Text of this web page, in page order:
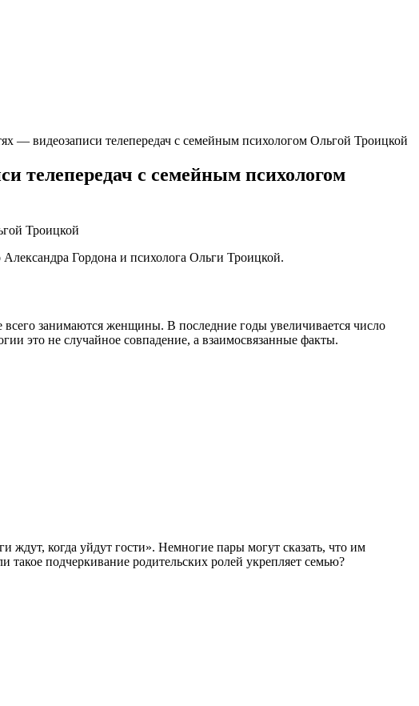
видеозаписи телепередач с семейным психологом Ольгой Троицкой
телепередач с семейным психологом
Гордона и психолога Ольги Троицкой.
занимаются женщины. В последние годы увеличивается число
это не случайное совпадение, а взаимосвязанные факты.
когда уйдут гости». Немногие пары могут сказать, что им
подчеркивание родительских ролей укрепляет семью?